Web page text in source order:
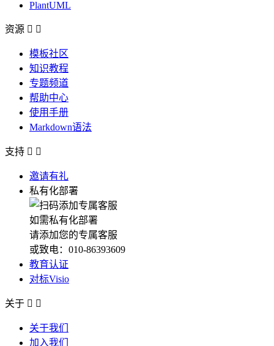
PlantUML
资源  
模板社区
知识教程
专题频道
帮助中心
使用手册
Markdown语法
支持  
邀请有礼
私有化部署
如需私有化部署
请添加您的专属客服
或致电：010-86393609
教育认证
对标Visio
关于  
关于我们
加入我们